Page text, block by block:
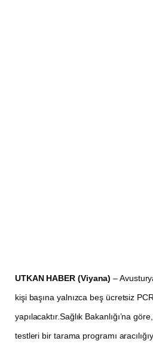
UTKAN HABER (Viyana)–
kişi başına yalnızca beş ücretsiz
yapılacaktır.Sağlık Bakanlığı’na
testleri bir tarama programı